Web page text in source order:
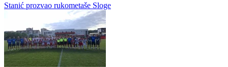
Stanić prozvao rukometaše Sloge